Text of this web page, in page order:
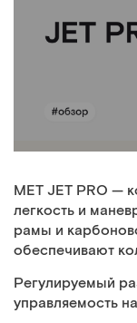
MET JET PRO —
легкость и
рамы и
обеспечивают
Регулируемый
управляемость